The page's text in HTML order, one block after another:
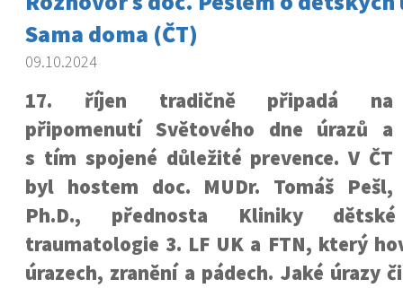
Sama doma (ČT)
09.10.2024
17. říjen tradičně připadá na
připomenutí Světového dne úrazů a
s tím spojené důležité prevence. V ČT
byl hostem doc. MUDr. Tomáš Pešl,
Ph.D., přednosta Kliniky
traumatologie 3. LF UK a FTN, který
úrazech, zranění a pádech. Jaké úrazy